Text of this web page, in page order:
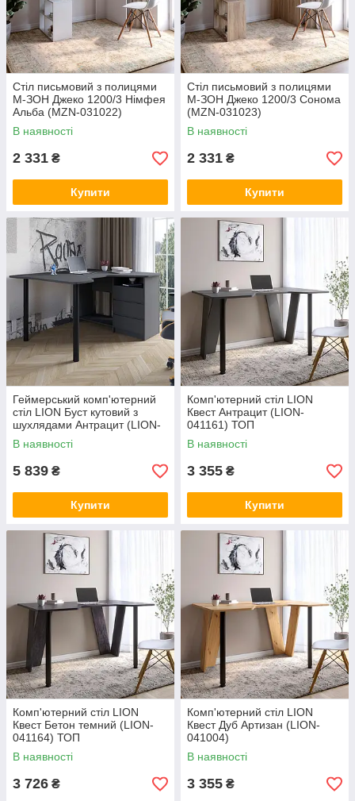
Cтіл письмовий з полицями
М-ЗОН Джеко 1200/3 Німфея
Альба (MZN-031022)
В наявності
2 331 ₴
Купити
Cтіл письмовий з полицями
М-ЗОН Джеко 1200/3 Сонома
(MZN-031023)
В наявності
2 331 ₴
Купити
Геймерський комп'ютерний
стіл LION Буст кутовий з
шухлядами Антрацит (LION-
041449) ТОП
В наявності
5 839 ₴
Купити
Комп'ютерний стіл LION
Квест Антрацит (LION-
041161) ТОП
В наявності
3 355 ₴
Купити
Комп'ютерний стіл LION
Квест Бетон темний (LION-
041164) ТОП
В наявності
3 726 ₴
Комп'ютерний стіл LION
Квест Дуб Артизан (LION-
041004)
В наявності
3 355 ₴